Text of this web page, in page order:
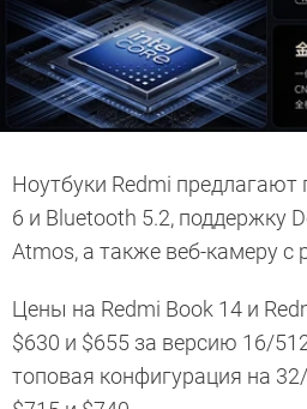
Ноутбуки Redmi предлагают
6 и Bluetooth 5.2, поддержку
Atmos, а также веб-камеру с
Цены на Redmi Book 14 и
$630 и $655 за версию 16/
топовая конфигурация на